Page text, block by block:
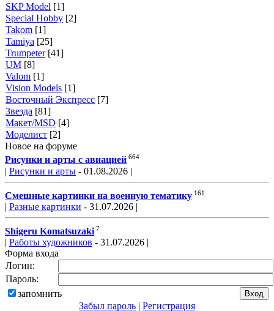
SKP Model [1]
Special Hobby [2]
Takom [1]
Tamiya [25]
Trumpeter [41]
UM [8]
Valom [1]
Vision Models [1]
Восточный Экспресс [7]
Звезда [81]
Макет/MSD [4]
Моделист [2]
Новое на форуме
Рисунки и арты с авиацией 664
| Рисунки и арты - 01.08.2026 |
Смешные картинки на военную тематику 161
| Разные картинки - 31.07.2026 |
Shigeru Komatsuzaki 7
Работы художников - 31.07.2026 |
Форма входа
Логин:
Пароль:
запомнить
Забыл пароль
Регистрация